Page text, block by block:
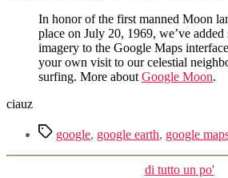
In honor of the first manned Moon
place on July 20, 1969, we’ve
imagery to the Google Maps
your own visit to our celestial
surfing. More about Google Moon.
ciauz
Tag google, google earth, google
Categorie
di tutto un po'